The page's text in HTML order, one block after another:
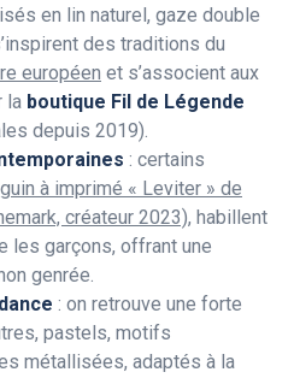
en lin naturel, gaze double
des traditions du
européen et s’associent aux
la boutique Fil de Légende
depuis 2019).
: certains
à imprimé « Leviter » de
créateur 2023), habillent
les garçons, offrant une
genrée.
: on retrouve une forte
pastels, motifs
métallisées, adaptés à la